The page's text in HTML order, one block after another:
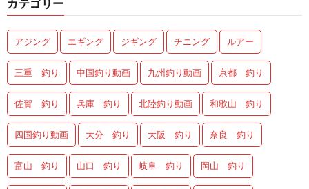
カテゴリー
アジング エギング ジギング チニング ルアー
三重 釣り 中国釣り動画 九州釣り動画 京都 釣り
佐賀 釣り 兵庫 釣り 北陸釣り動画 和歌山 釣り
四国釣り動画 大分 釣り 大阪 釣り 奈良 釣り
富山 釣り 山口 釣り 岐阜 釣り 岡山 釣り